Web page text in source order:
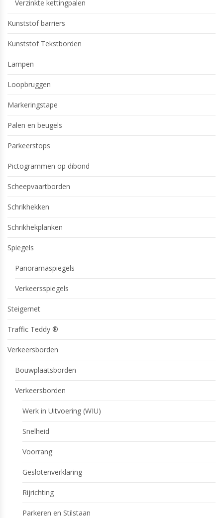
Verzinkte kettingpalen
Kunststof barriers
Kunststof Tekstborden
Lampen
Loopbruggen
Markeringstape
Palen en beugels
Parkeerstops
Pictogrammen op dibond
Scheepvaartborden
Schrikhekken
Schrikhekplanken
Spiegels
Panoramaspiegels
Verkeersspiegels
Steigernet
Traffic Teddy ®
Verkeersborden
Bouwplaatsborden
Verkeersborden
Werk in Uitvoering (WIU)
Snelheid
Voorrang
Geslotenverklaring
Rijrichting
Parkeren en Stilstaan